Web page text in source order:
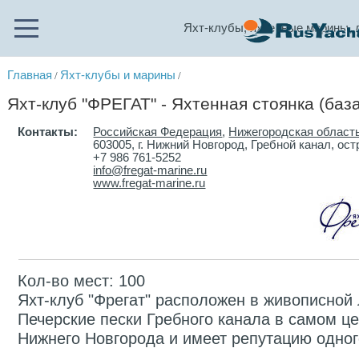
Яхт-клубы, яхтенные марины,
Главная / Яхт-клубы и марины /
Яхт-клуб "ФРЕГАТ" - Яхтенная стоянка
Контакты: Российская Федерация, Нижегородская
603005, г. Нижний Новгород, Гребной канал,
+7 986 761-5252
info@fregat-marine.ru
www.fregat-marine.ru
Кол-во мест: 100
Яхт-клуб "Фрегат" расположен в живописной
Печерские пески Гребного канала в самом
Нижнего Новгорода и имеет репутацию